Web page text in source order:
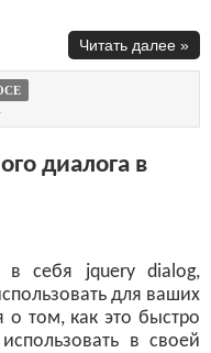
Читать далее »
диалога в
в себя jquery dialog,
для ваших
о том, как это быстро
в своей